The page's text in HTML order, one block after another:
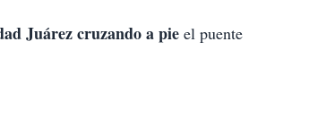
Juárez cruzando a pie el puente